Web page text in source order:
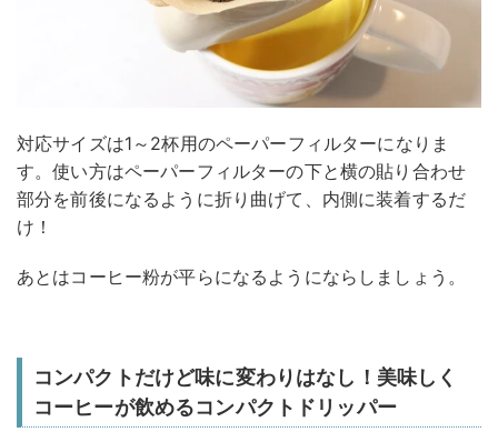
対応サイズは1～2杯用のペーパーフィルターになりま
す。使い方はペーパーフィルターの下と横の貼り合わせ
部分を前後になるように折り曲げて、内側に装着するだ
け！
あとはコーヒー粉が平らになるようにならしましょう。
コンパクトだけど味に変わりはなし！美味しく
コーヒーが飲めるコンパクトドリッパー